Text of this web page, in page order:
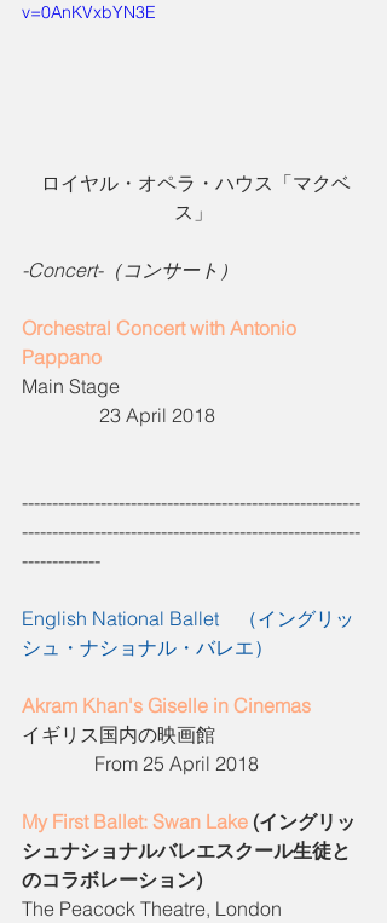
v=0AnKVxbYN3E
ス」
-Concert-（コンサート）
Orchestral Concert with Antonio
Pappano
Main Stage
                23 April 2018
--------------------------------------------------------
--------------------------------------------------------
-------------
English National Ballet （イングリッ
シュ・ナショナル・バレエ）
Akram Khan's Giselle in Cinemas
イギリス国内の映画館
               From 25 April 2018
My First Ballet: Swan Lake (イングリッ
シュナショナルバレエスクール生徒と
のコラボレーション)
The Peacock Theatre, London